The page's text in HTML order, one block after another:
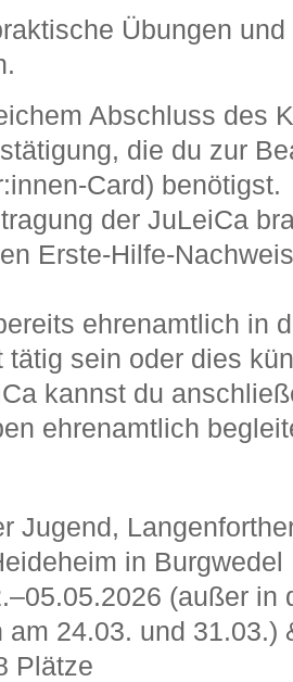
Übungen
Abschluss des
die du zur
Card) benötigst.
der JuLeiCa
Erste-Hilfe-
ehrenamtlich in
tätig sein oder dies
kannst du
ehrenamtlich
Jugend,
in Burgwedel
(außer in
am 24.03. und 31.03.)
Plätze